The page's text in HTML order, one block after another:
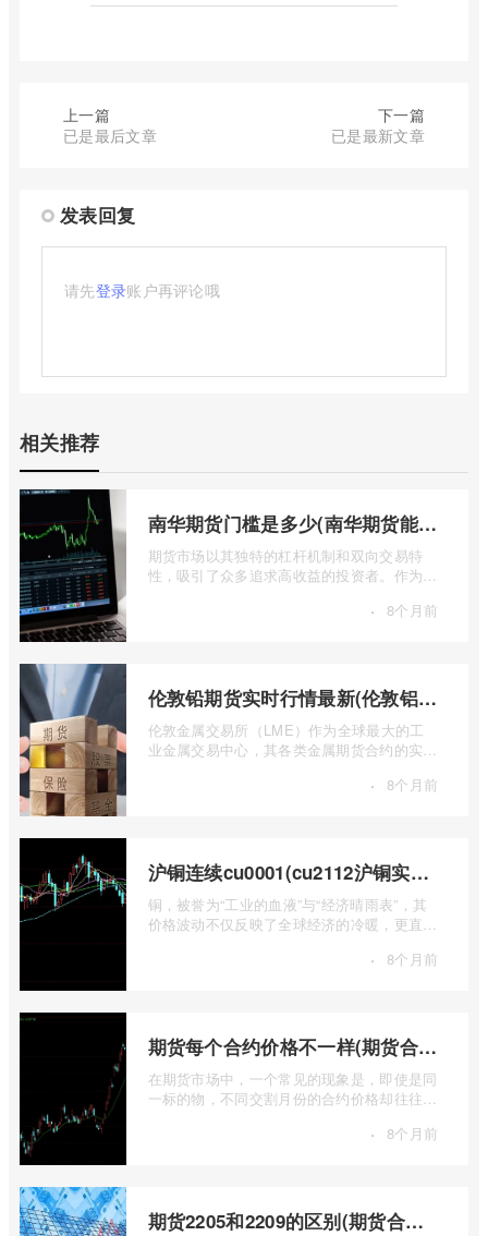
上一篇
已是最后文章
下一篇
已是最新文章
发表回复
请先登录账户再评论哦
相关推荐
南华期货门槛是多少(南华期货能做国际期货吗)
期货市场以其独特的杠杆机制和双向交易特
性，吸引了众多追求高收益的投资者。作为中
· 8个月前
伦敦铅期货实时行情最新(伦敦铝锡期货实时行情)
伦敦金属交易所（LME）作为全球最大的工
业金属交易中心，其各类金属期货合约的实时
· 8个月前
沪铜连续cu0001(cu2112沪铜实时行情)
铜，被誉为“工业的血液”与“经济晴雨表”，其
价格波动不仅反映了全球经济的冷暖，更直接
· 8个月前
期货每个合约价格不一样(期货合约之间的价格差)
在期货市场中，一个常见的现象是，即使是同
一标的物，不同交割月份的合约价格却往往不
· 8个月前
期货2205和2209的区别(期货合约2205什么意思)